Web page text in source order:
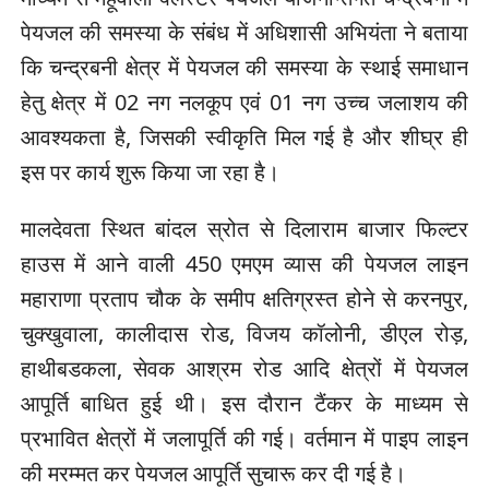
पेयजल की समस्या के संबंध में अधिशासी अभियंता ने बताया
कि चन्द्रबनी क्षेत्र में पेयजल की समस्या के स्थाई समाधान
हेतु क्षेत्र में 02 नग नलकूप एवं 01 नग उच्च जलाशय की
आवश्यकता है, जिसकी स्वीकृति मिल गई है और शीघ्र ही
इस पर कार्य शुरू किया जा रहा है।
मालदेवता स्थित बांदल स्रोत से दिलाराम बाजार फिल्टर
हाउस में आने वाली 450 एमएम व्यास की पेयजल लाइन
महाराणा प्रताप चौक के समीप क्षतिग्रस्त होने से करनपुर,
चुक्खुवाला, कालीदास रोड, विजय कॉलोनी, डीएल रोड़,
हाथीबडकला, सेवक आश्रम रोड आदि क्षेत्रों में पेयजल
आपूर्ति बाधित हुई थी। इस दौरान टैंकर के माध्यम से
प्रभावित क्षेत्रों में जलापूर्ति की गई। वर्तमान में पाइप लाइन
की मरम्मत कर पेयजल आपूर्ति सुचारू कर दी गई है।